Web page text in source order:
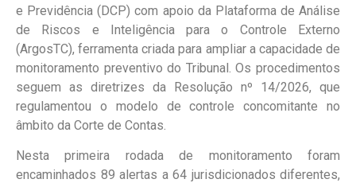
e Previdência (DCP) com apoio da Plataforma de Análise
de Riscos e Inteligência para o Controle Externo
(ArgosTC), ferramenta criada para ampliar a capacidade de
monitoramento preventivo do Tribunal. Os procedimentos
seguem as diretrizes da Resolução nº 14/2026, que
regulamentou o modelo de controle concomitante no
âmbito da Corte de Contas.
Nesta primeira rodada de monitoramento foram
encaminhados 89 alertas a 64 jurisdicionados diferentes,